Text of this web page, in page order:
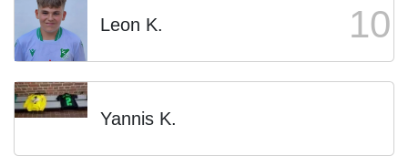
Leon K. 10
Yannis K.